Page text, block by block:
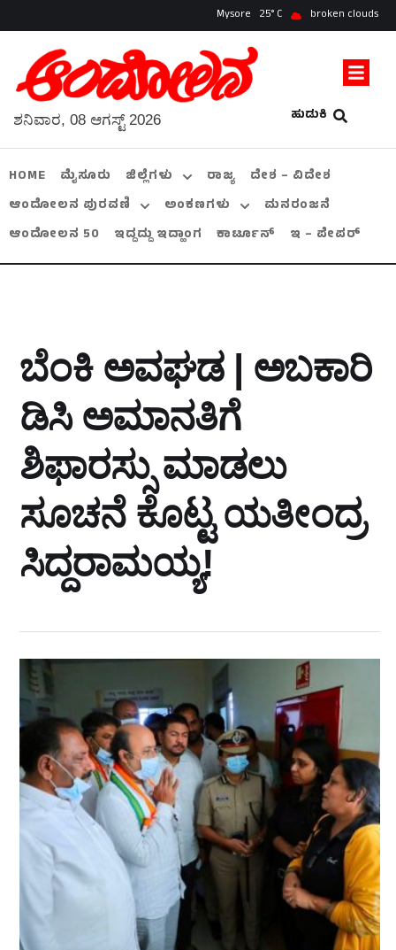
Mysore 25 broken clouds
ಹುಡುಕಿ
ಶನಿವಾರ, 08 ಆಗಸ್ಟ್ 2026
HOME ಮೈಸೂರು ಜಿಲ್ಲೆಗಳು ರಾಜ್ಯ
ದೇಶ – ವಿದೇಶ
ಆಂದೋಲನ ಪುರವಣಿ
ಅಂಕಣಗಳು
ಮನರಂಜನೆ
ಆಂದೋಲನ 50
ಇದ್ದದ್ದು ಇದ್ಹಾಂಗ ಕಾರ್ಟೂನ್ ಇ – ಪೇಪರ್
ಬೆಂಕಿ ಅವಘಡ | ಅಬಕಾರಿ
ಡಿಸಿ ಅಮಾನತಿಗೆ
ಶಿಫಾರಸ್ಸು ಮಾಡಲು
ಸೂಚನೆ ಕೊಟ್ಟ ಯತೀಂದ್ರ
ಸಿದ್ದರಾಮಯ್ಯ!